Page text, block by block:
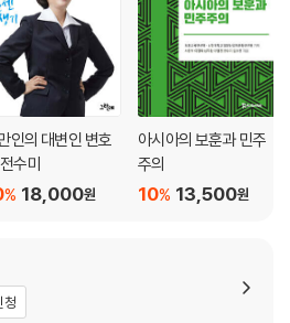
인의 대변인 변호
수미
18,000원
%
아시아의 보훈과 민주
주의
13,500원
10%
청